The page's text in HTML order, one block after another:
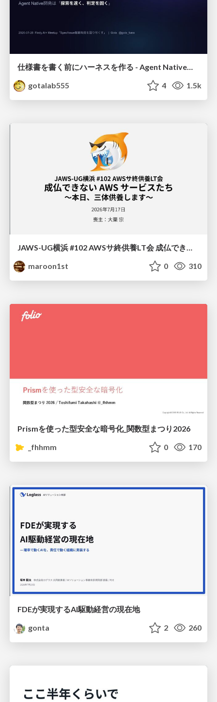
仕様書を書く前にハーネスを作る - Agent Native開発は「探索を速く、判定を固く」
gotalab555
4 1.5k
JAWS-UG横浜 #102 AWSサ終供養LT会 成仏できない AWS サービスたち 〜本日、三体供養します〜
maroon1st
0 310
Prismを使った型安全な暗号化_関数型まつり2026
_fhhmm
0 170
FDEが実現するAI駆動経営の現在地
gonta
2 260